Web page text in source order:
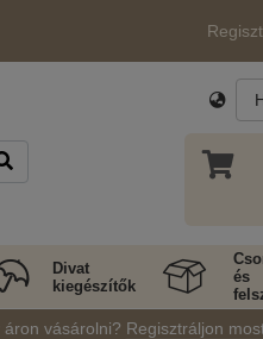
Divat
kiegészítők
és
vásárolni? Regisztráljon